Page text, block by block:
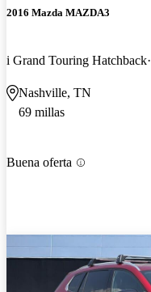
2016 Mazda MAZDA3
i Grand Touring Hatchback
Nashville, TN
69 millas
Buena oferta